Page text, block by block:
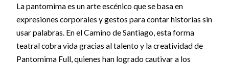
La pantomima es un arte escénico que se basa en
expresiones corporales y gestos para contar historias sin
usar palabras. En el Camino de Santiago, esta forma
teatral cobra vida gracias al talento y la creatividad de
Pantomima Full, quienes han logrado cautivar a los